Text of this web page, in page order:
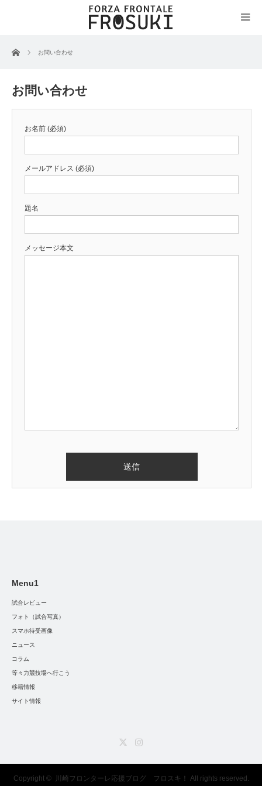
ホーム お問い合わせ
お問い合わせ
お名前 (必須)
メールアドレス (必須)
題名
メッセージ本文
Menu1
試合レビュー
フォト（試合写真）
スマホ待受画像
ニュース
コラム
等々力競技場へ行こう
移籍情報
サイト情報
Copyright © 川崎フロンターレ応援ブログ フロスキ！ All rights reserved.